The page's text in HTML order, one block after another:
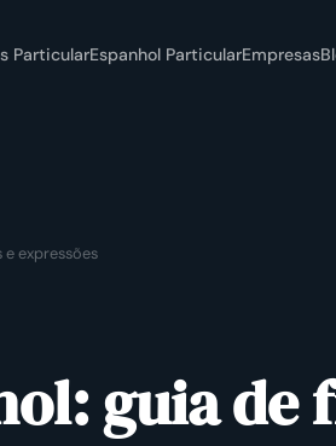
ParticularEspanhol ParticularEmpresas
e expressões
guia de